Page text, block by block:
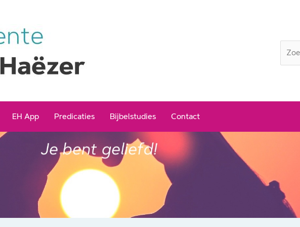
Zoek
naar:
EH App Predicaties Bijbelstudies Contact